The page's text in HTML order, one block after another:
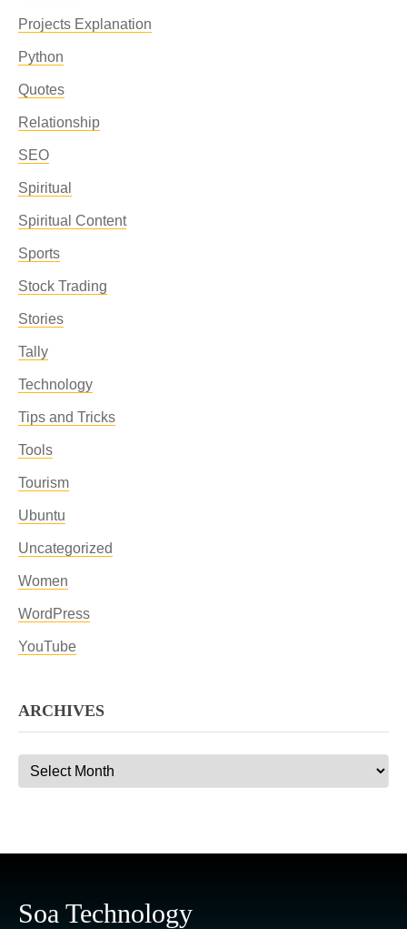
Projects Explanation
Python
Quotes
Relationship
SEO
Spiritual
Spiritual Content
Sports
Stock Trading
Stories
Tally
Technology
Tips and Tricks
Tools
Tourism
Ubuntu
Uncategorized
Women
WordPress
YouTube
ARCHIVES
Archives
Soa Technology